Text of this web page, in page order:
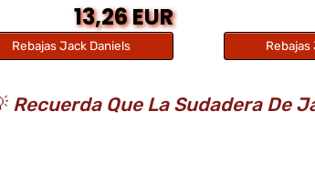
13,26 EUR
Rebajas Jack Daniels Rebajas
Recuerda Que La Sudadera De